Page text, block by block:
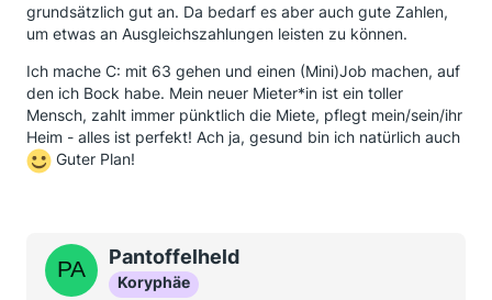
grundsätzlich gut an. Da bedarf es aber auch gute Zahlen,
um etwas an Ausgleichszahlungen leisten zu können.
Ich mache C: mit 63 gehen und einen (Mini)Job machen, auf
den ich Bock habe. Mein neuer Mieter*in ist ein toller
Mensch, zahlt immer pünktlich die Miete, pflegt mein/sein/ihr
Heim - alles ist perfekt! Ach ja, gesund bin ich natürlich auch
Guter Plan!
Pantoffelheld
Koryphäe